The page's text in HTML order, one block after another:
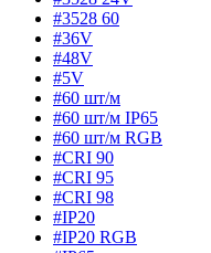
#3528 60
#36V
#48V
#5V
#60 шт/м
#60 шт/м IP65
#60 шт/м RGB
#CRI 90
#CRI 95
#CRI 98
#IP20
#IP20 RGB